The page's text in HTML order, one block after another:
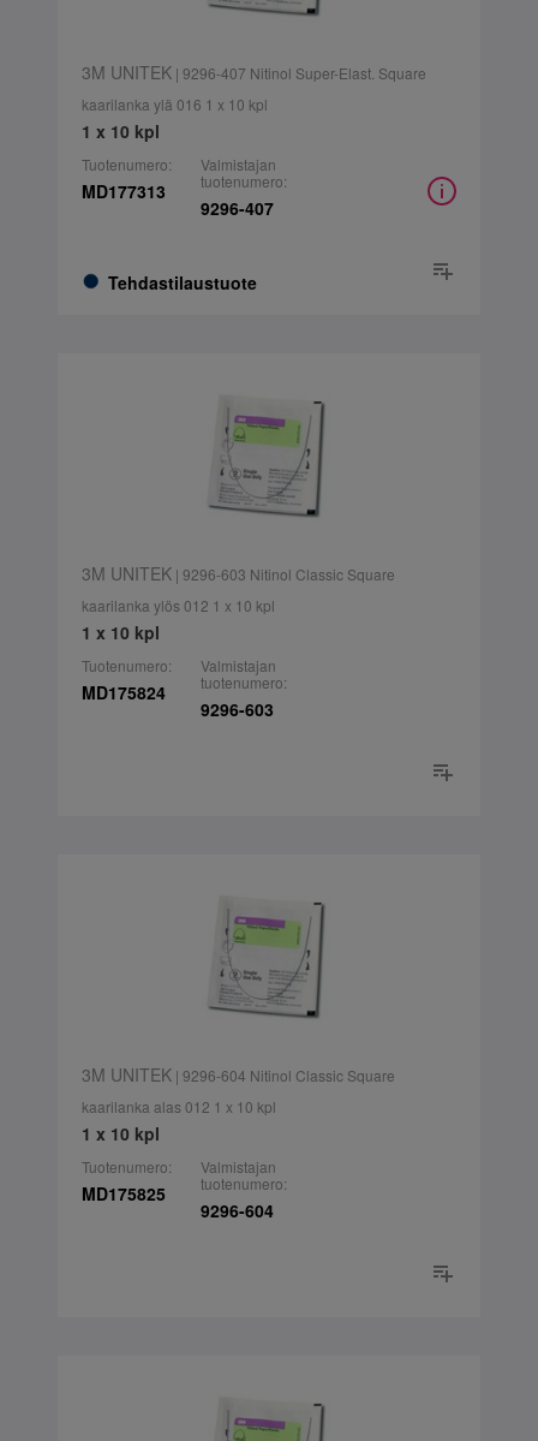
3M UNITEK| 9296-407 Nitinol Super-Elast. Square
kaarilanka ylä 016 1 x 10 kpl
1 x 10 kpl
Tuotenumero:
MD177313
Tehdastilaustuote
Valmistajan
tuotenumero:
9296-407
3M UNITEK| 9296-603 Nitinol Classic Square
kaarilanka ylös 012 1 x 10 kpl
1 x 10 kpl
Tuotenumero:
MD175824
Valmistajan
tuotenumero:
9296-603
3M UNITEK| 9296-604 Nitinol Classic Square
kaarilanka alas 012 1 x 10 kpl
1 x 10 kpl
Tuotenumero:
MD175825
Valmistajan
tuotenumero:
9296-604